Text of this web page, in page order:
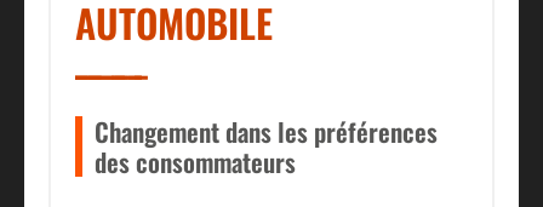
AUTOMOBILE
Changement dans les préférences
des consommateurs